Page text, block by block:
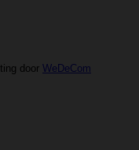
door WeDeCom